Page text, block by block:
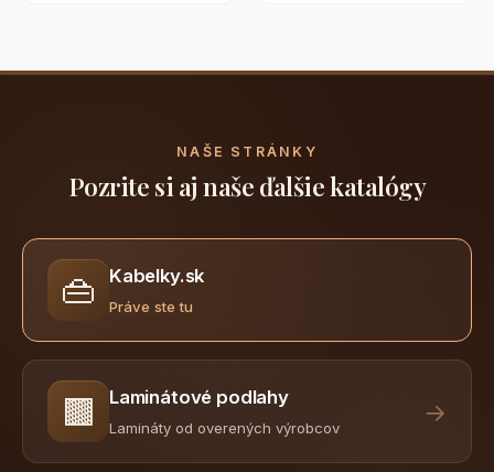
NAŠE STRÁNKY
Pozrite si aj naše ďalšie katalógy
👜 Kabelky.sk
Práve ste tu
🟫 Laminátové podlahy
Lamináty od overených výrobcov
→